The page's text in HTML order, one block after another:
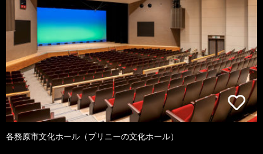
各務原市文化ホール（プリニーの文化ホール）